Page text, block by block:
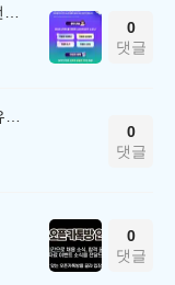
0
댓글
0
댓글
0
댓글